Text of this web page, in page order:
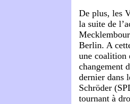
De plus, les
la suite de
Berlin. A
une coalition
changement
dernier dans
Schröder
tournant à